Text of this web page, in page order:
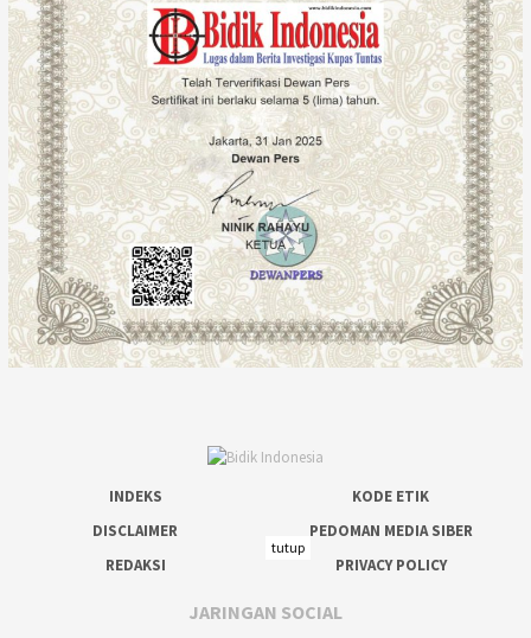
INDEKS
KODE ETIK
DISCLAIMER
PEDOMAN MEDIA SIBER
REDAKSI
PRIVACY POLICY
JARINGAN SOCIAL
tutup